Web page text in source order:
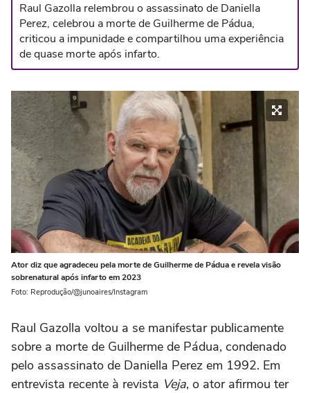
Raul Gazolla relembrou o assassinato de Daniella
Perez, celebrou a morte de Guilherme de Pádua,
criticou a impunidade e compartilhou uma experiência
de quase morte após infarto.
Ator diz que agradeceu pela morte de Guilherme de Pádua e revela visão
sobrenatural após infarto em 2023
Foto: Reprodução/@junoaires/Instagram
Raul Gazolla voltou a se manifestar publicamente
sobre a morte de Guilherme de Pádua, condenado
pelo assassinato de Daniella Perez em 1992. Em
entrevista recente à revista Veja, o ator afirmou ter